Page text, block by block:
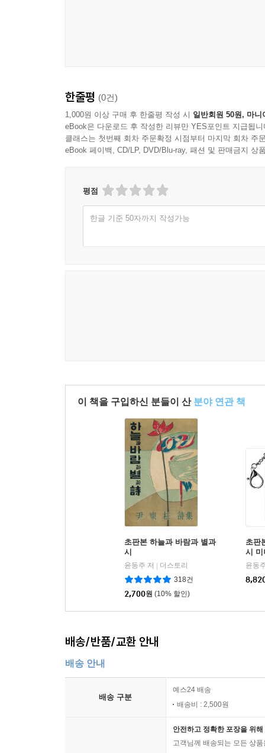
한줄평 (0건)
1,000원 이상 구매 후 한줄평 작성 시 일반회원 50원, 마니
eBook은 다운로드 후 작성한 리뷰만 YES포인트 지급됩니
클래스는 첫번째 회차 주문확정 시점부터 마지막 회차 주
eBook 페이백, CD/LP, DVD/Blu-ray, 패션 및 판매금지 상
평점
한글 기준 50자까지 작성가능
이 책을 구입하신 분들이 산 분야 연관 책
초판본 하늘과 바람과 별과
시
윤동주 저
더스토리
318건
2,700원 (10% 할인)
초판
시 미
윤동
배송/반품/교환 안내
배송 안내
배송 구분
예스24 배송
배송비 : 2,500원
안전하고 정확한 포장을 위
고객님께 배송되는 모든 상